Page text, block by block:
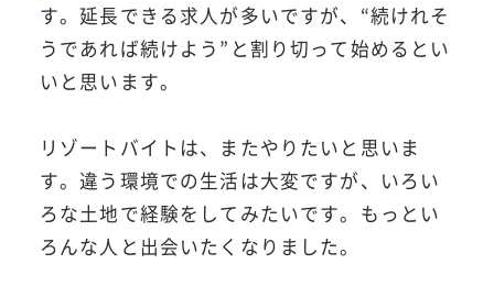
す。延長できる求人が多いですが、“続けれそ
うであれば続けよう”と割り切って始めるとい
いと思います。
リゾートバイトは、またやりたいと思いま
す。違う環境での生活は大変ですが、いろい
ろな土地で経験をしてみたいです。もっとい
ろんな人と出会いたくなりました。